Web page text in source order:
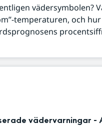
vädersymbolen?
temperaturen, och
vädervarningar -